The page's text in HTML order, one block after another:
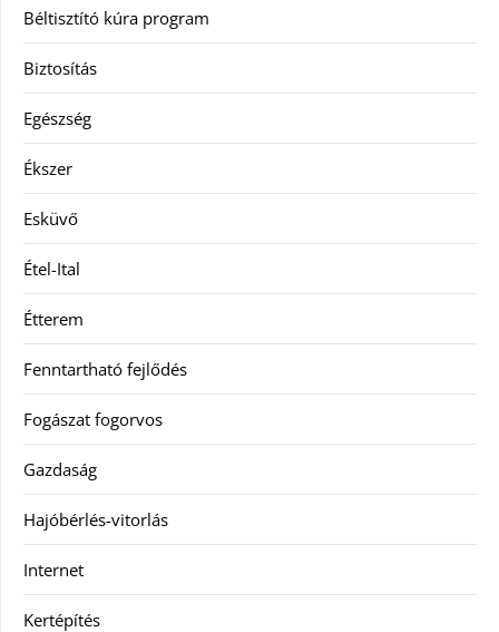
Béltisztító kúra program
Biztosítás
Egészség
Ékszer
Esküvő
Étel-Ital
Étterem
Fenntartható fejlődés
Fogászat fogorvos
Gazdaság
Hajóbérlés-vitorlás
Internet
Kertépítés